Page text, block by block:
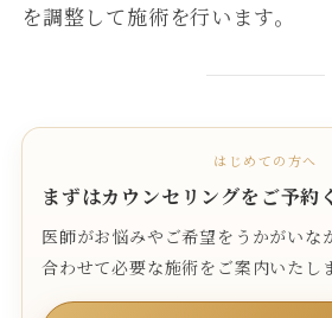
を調整して施術を行います。
はじめての方へ
まずはカウンセリングをご予約
医師がお悩みやご希望をうかがいな
合わせて必要な施術をご案内いたし